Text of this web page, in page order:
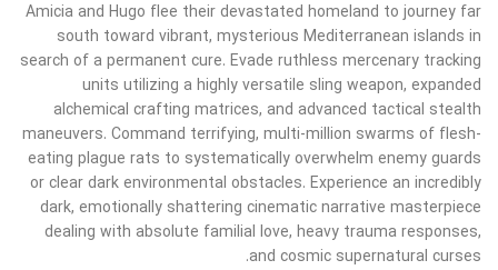
Amicia and Hugo flee their devastated homeland to journey far
south toward vibrant, mysterious Mediterranean islands in
search of a permanent cure. Evade ruthless mercenary tracking
units utilizing a highly versatile sling weapon, expanded
alchemical crafting matrices, and advanced tactical stealth
maneuvers. Command terrifying, multi-million swarms of flesh-
eating plague rats to systematically overwhelm enemy guards
or clear dark environmental obstacles. Experience an incredibly
dark, emotionally shattering cinematic narrative masterpiece
dealing with absolute familial love, heavy trauma responses,
and cosmic supernatural curses.